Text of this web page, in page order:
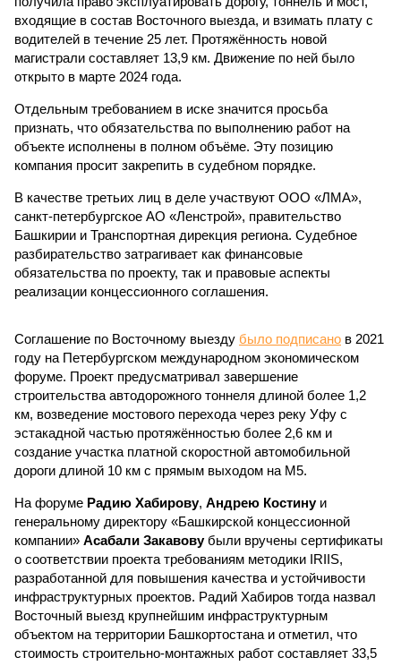
входящие в состав Восточного выезда, и взимать плату с
водителей в течение 25 лет. Протяжённость новой
магистрали составляет 13,9 км. Движение по ней было
открыто в марте 2024 года.
Отдельным требованием в иске значится просьба
признать, что обязательства по выполнению работ на
объекте исполнены в полном объёме. Эту позицию
компания просит закрепить в судебном порядке.
В качестве третьих лиц в деле участвуют ООО «ЛМА»,
санкт-петербургское АО «Ленстрой», правительство
Башкирии и Транспортная дирекция региона. Судебное
разбирательство затрагивает как финансовые
обязательства по проекту, так и правовые аспекты
реализации концессионного соглашения.
Соглашение по Восточному выезду было подписано в 2021
году на Петербургском международном экономическом
форуме. Проект предусматривал завершение
строительства автодорожного тоннеля длиной более 1,2
км, возведение мостового перехода через реку Уфу с
эстакадной частью протяжённостью более 2,6 км и
создание участка платной скоростной автомобильной
дороги длиной 10 км с прямым выходом на М5.
На форуме Радию Хабирову, Андрею Костинуи
генеральному директору «Башкирской концессионной
компании» Асабали Закавовубыли вручены сертификаты
о соответствии проекта требованиям методики IRIIS,
разработанной для повышения качества и устойчивости
инфраструктурных проектов. Радий Хабиров тогда назвал
Восточный выезд крупнейшим инфраструктурным
объектом на территории Башкортостана и отметил, что
стоимость строительно-монтажных работ составляет 33,5